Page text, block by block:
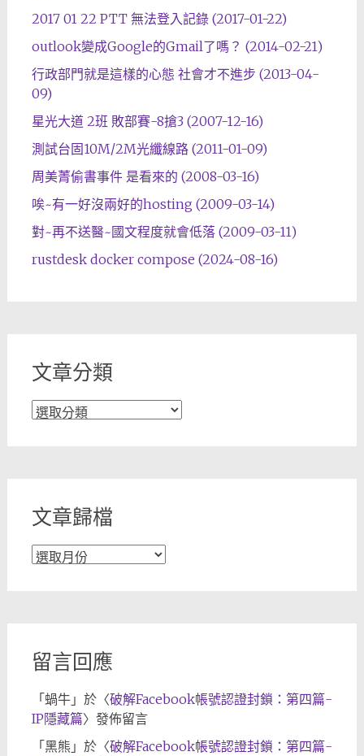
2017 01 22 PTT 無法登入記錄 (2017-01-22)
outlook變成Google的Gmail了嗎？ (2014-02-21)
行政部門就是這樣的心態 社會才不進步 (2013-04-
09)
星光大道 2班 敗部賽-8搶3 (2007-12-16)
測試台固10M/2M光纖線路 (2011-01-09)
周美菁偷書事件 是看來的 (2008-03-16)
唉~有一好沒兩好的hosting (2009-03-14)
對~再不送醫~國文程度就會低落 (2009-03-11)
rustdesk docker compose (2024-08-16)
文章分類
文
文章歸檔
文
留言回應
「蝸牛」於〈破解Facebook帳號認證封鎖：第四篇-
IP隱藏篇〉發佈留言
「黑熊 」於〈破解Facebook帳號認證封鎖：第四篇-